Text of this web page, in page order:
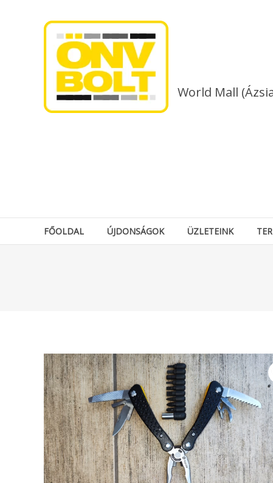
World Mall
FŐOLDAL ÚJDONSÁGOK ÜZLETEINK